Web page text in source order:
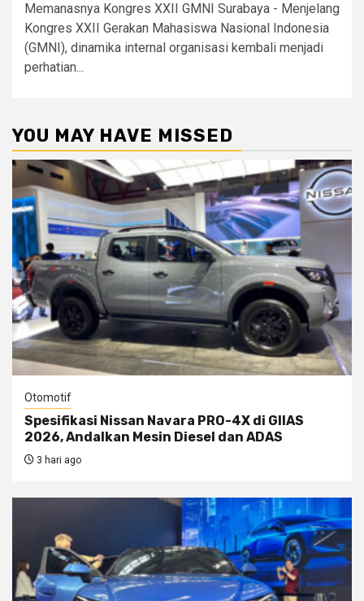
Memanasnya Kongres XXII GMNI Surabaya - Menjelang
Kongres XXII Gerakan Mahasiswa Nasional Indonesia
(GMNI), dinamika internal organisasi kembali menjadi
perhatian...
YOU MAY HAVE MISSED
Otomotif
Spesifikasi Nissan Navara PRO-4X di GIIAS
2026, Andalkan Mesin Diesel dan ADAS
3 hari ago